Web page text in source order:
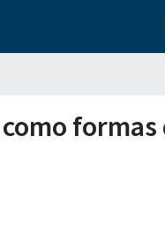
formas